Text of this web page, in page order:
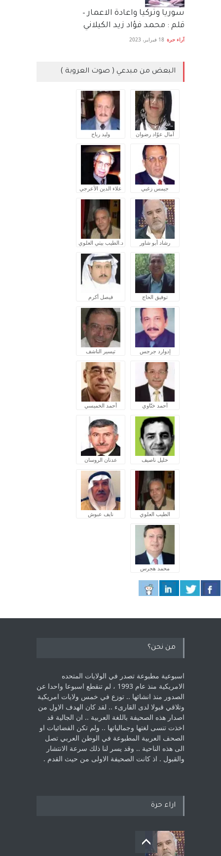
سوريا وتركيا واعادة الاعمار –
قلم : محمد فؤاد زيد الكيلاني
آراء حرة 18 فبراير، 2023
البعض من مبدعي ( صوت العروبة )
آمال عوّاد رضوان وليد رباح
جيمس زغبي علاء الدين الأعرجي
رشاد أبو شاور د.الطيب بيتي العلوي
توفيق الحاج فيصل أكرم
إدوارد جرجس تيسير الناشف
أحمد ختّاوي أحمد الخميسي
خليل ناصيف عدنان الروسان
الطيب العلوي نايف عبوش
محمد هجرس
من نحن؟
اسبوعية مطبوعة تصدر في الولايات المتحده
الامريكية منذ عام 1993 ، لم ‏تنقطع اسبوعا واحدا عن
الصدور منذ انشائها .. توزع في خمس ولايات امريكية
‏وتلاقي قبولا لدى القارىء ..‏ لقد كان الهدف الاول من
اصدار هذه الصحيفة باللغة العربية .. ان الجالية قد
اخذت ‏تنسى لغتها وجمالياتها .. ولم تكن الفضائيات او
الصحف العربية المطبوعة في الوطن ‏العربي تصل
الى هذه الناحية .. وقد يسر لنا ذلك سرعة الانتشار
والقبول . اذ كانت ‏الصحيفة الاولى من حيث القدم . ‏
اراء حرة